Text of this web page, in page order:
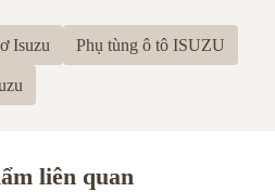
Isuzu Phụ tùng ô tô ISUZU
liên quan